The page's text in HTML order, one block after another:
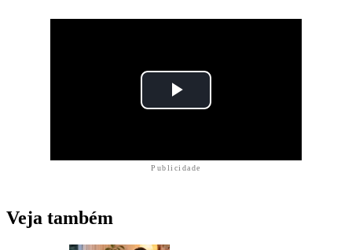
Publicidade
Veja também